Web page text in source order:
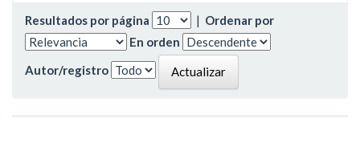
Resultados por página | Ordenar por
En orden
Autor/registro